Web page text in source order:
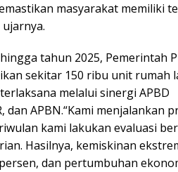
masyarakat memiliki
tahun 2025, Pemerintah
sekitar 150 ribu unit rumah
melalui sinergi APBD
dan APBN.“Kami menjalankan
kami lakukan evaluasi
Hasilnya, kemiskinan
dan pertumbuhan